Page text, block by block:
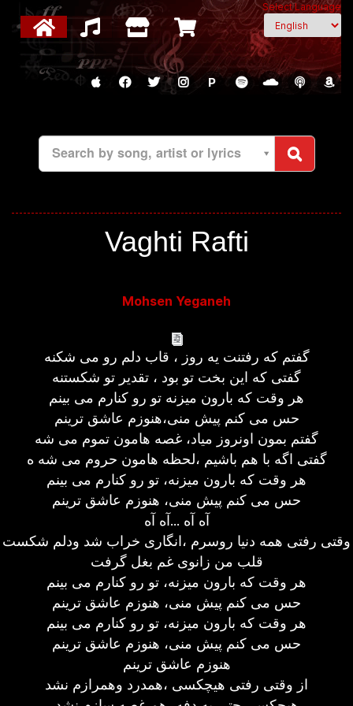
Select Language
P
Search by song, artist or lyrics
Vaghti Rafti
Mohsen Yeganeh
گفتم که رفتنت یه روز ، قاب دلم رو می شکنه
گفتی که این بخت تو بود ، تقدیر تو شکستنه
هر وقت که بارون میزنه تو رو کنارم می بینم
حس می کنم پیش منی،هنوزم عاشق ترینم
گفتم بمون اونروز میاد، غصه هامون تموم می شه
گفتی اگه با هم باشیم ،لحظه هامون حروم می شه ه
هر وقت که بارون میزنه، تو رو کنارم می بینم
حس می کنم پیش منی، هنوزم عاشق ترینم
آه آه ...آه آه
وقتی رفتی همه دنیا روسرم ،انگاری خراب شد ودلم شکست
قلب من زانوی غم بغل گرفت
هر وقت که بارون میزنه، تو رو کنارم می بینم
حس می کنم پیش منی، هنوزم عاشق ترینم
هر وقت که بارون میزنه، تو رو کنارم می بینم
حس می کنم پیش منی، هنوزم عاشق ترینم
هنوزم عاشق ترینم
از وقتی رفتی هیچکسی ،همدرد وهمرازم نشد